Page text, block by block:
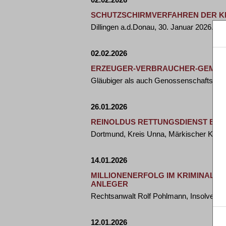
SCHUTZSCHIRMVERFAHREN DER
Dillingen a.d.Donau, 30. Januar 2026.
02.02.2026
ERZEUGER-VERBRAUCHER-
Gläubiger als auch
26.01.2026
REINOLDUS RETTUNGSDIENST
Dortmund, Kreis Unna, Märkischer
14.01.2026
MILLIONENERFOLG IM
ANLEGER
Rechtsanwalt Rolf Pohlmann,
12.01.2026